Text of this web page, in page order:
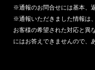
※通報のお問合せには基本、
※通報いただきました情報は
お客様の希望された対応と異
にはお答えできませんので、